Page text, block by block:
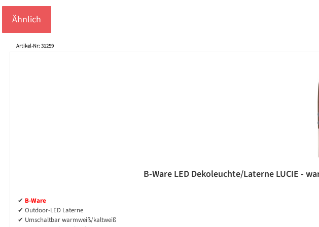
Ähnlich
Produktgalerie überspringen
Artikel-Nr: 31259
B-Ware LED Dekoleuchte/Laterne LUCIE -
✔ B-Ware
✔ Outdoor-LED Laterne
✔ Umschaltbar warmweiß/kaltweiß